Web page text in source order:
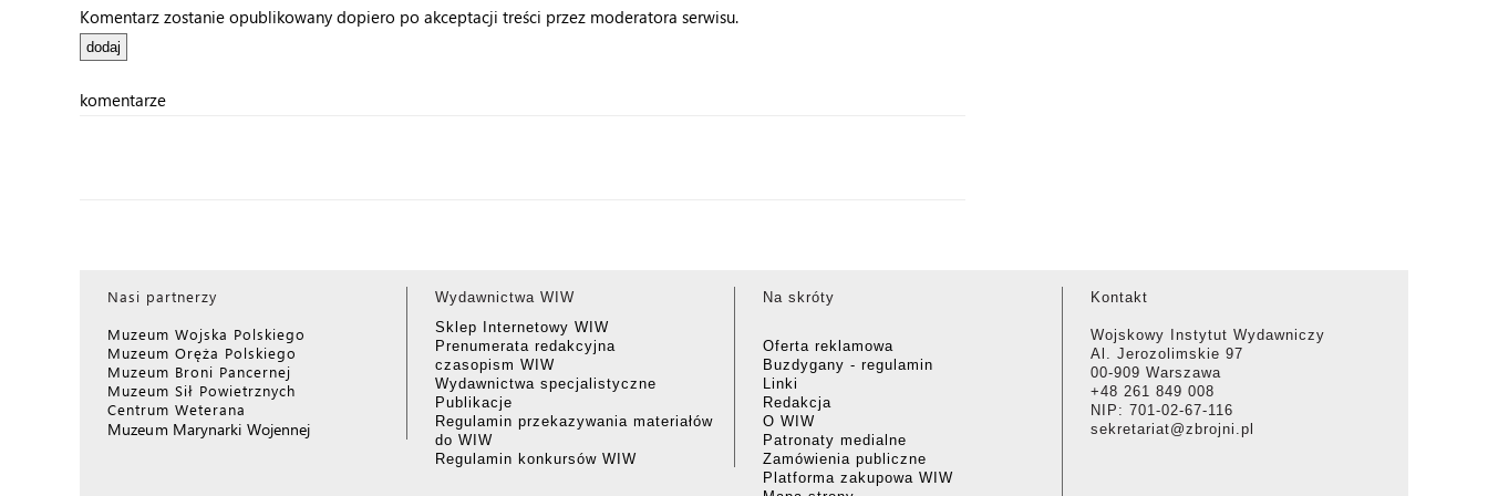
Komentarz zostanie opublikowany dopiero po akceptacji treści przez moderatora serwisu.
komentarze
Nasi partnerzy
Muzeum Wojska Polskiego
Muzeum Oręża Polskiego
Muzeum Broni Pancernej
Muzeum Sił Powietrznych
Centrum Weterana
Muzeum Marynarki Wojennej
Wydawnictwa WIW
Sklep Internetowy WIW
Prenumerata redakcyjna
czasopism WIW
Wydawnictwa specjalistyczne
Publikacje
Regulamin przekazywania materiałów
do WIW
Regulamin konkursów WIW
Na skróty
Oferta reklamowa
Buzdygany - regulamin
Linki
Redakcja
O WIW
Patronaty medialne
Zamówienia publiczne
Platforma zakupowa WIW
Kontakt
Wojskowy Instytut Wydawniczy
Al. Jerozolimskie 97
00-909 Warszawa
+48 261 849 008
NIP: 701-02-67-116
sekretariat@zbrojni.pl